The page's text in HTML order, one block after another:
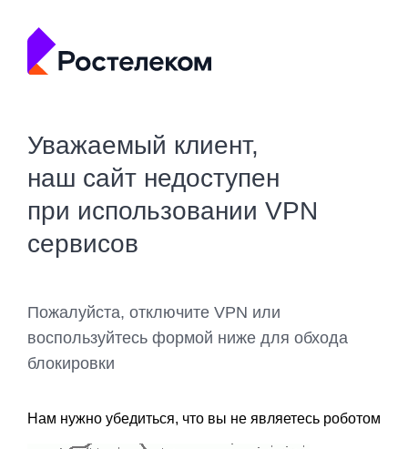
Уважаемый клиент,
наш сайт недоступен
при использовании VPN
сервисов
Пожалуйста, отключите VPN или
воспользуйтесь формой ниже для обхода
блокировки
Нам нужно убедиться, что вы не являетесь роботом